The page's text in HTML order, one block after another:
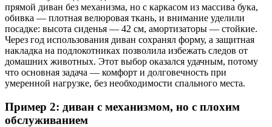
прямой диван без механизма, но с каркасом из массива бука,
обивка — плотная велюровая ткань, и внимание уделили
посадке: высота сиденья — 42 см, амортизаторы — стойкие.
Через год использования диван сохранял форму, а защитная
накладка на подлокотниках позволила избежать следов от
домашних животных. Этот выбор оказался удачным, потому
что основная задача — комфорт и долговечность при
умеренной нагрузке, без необходимости спального места.
Пример 2: диван с механизмом, но с плохим
обслуживанием